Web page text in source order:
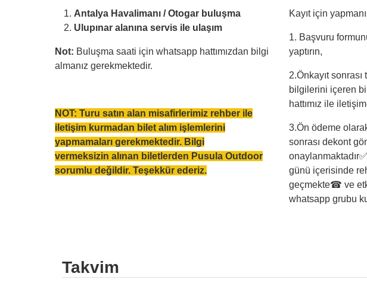
Antalya Havalimanı / Otogar buluşma
Ulupınar alanına servis ile ulaşım
Not: Buluşma saati için whatsapp hattımızdan bilgi
almanız gerekmektedir.
NOT: Turu satın alan misafirlerimiz rehber ile
iletişim kurmadan bilet alım işlemlerini
yapmamaları gerekmektedir. Bilgi
vermeksizin alınan biletlerden Pusula Outdoor
sorumlu değildir. Teşekkür ederiz.
Kayıt için
1. Başvuru
yaptırın,
2.Önkayıt
bilgilerini içeren
hattımız ile
3.⁠Ön ödeme
sonrası dekont
günü içerisinde
geçmekte☎ ve
whatsapp grubu
Takvim